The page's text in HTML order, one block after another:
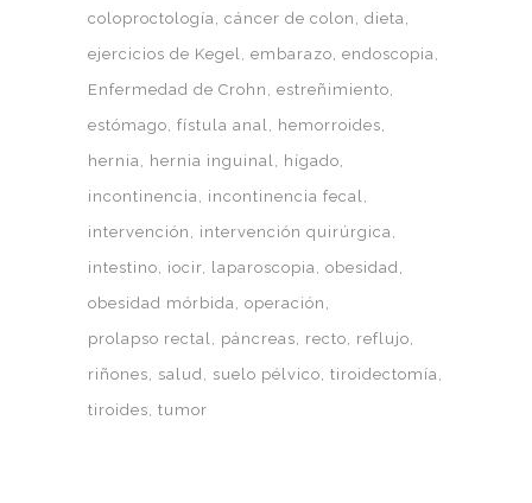
coloproctología cáncer de colon
dieta
ejercicios de Kegel embarazo endoscopia
Enfermedad de Crohn
estreñimiento
estómago fístula anal
hemorroides
hernia
hernia inguinal
hígado
incontinencia
incontinencia fecal
intervención
intervención quirúrgica
intestino
iocir laparoscopia obesidad
obesidad mórbida operación
prolapso rectal
páncreas recto
reflujo
riñones
salud suelo pélvico tiroidectomía
tiroides tumor